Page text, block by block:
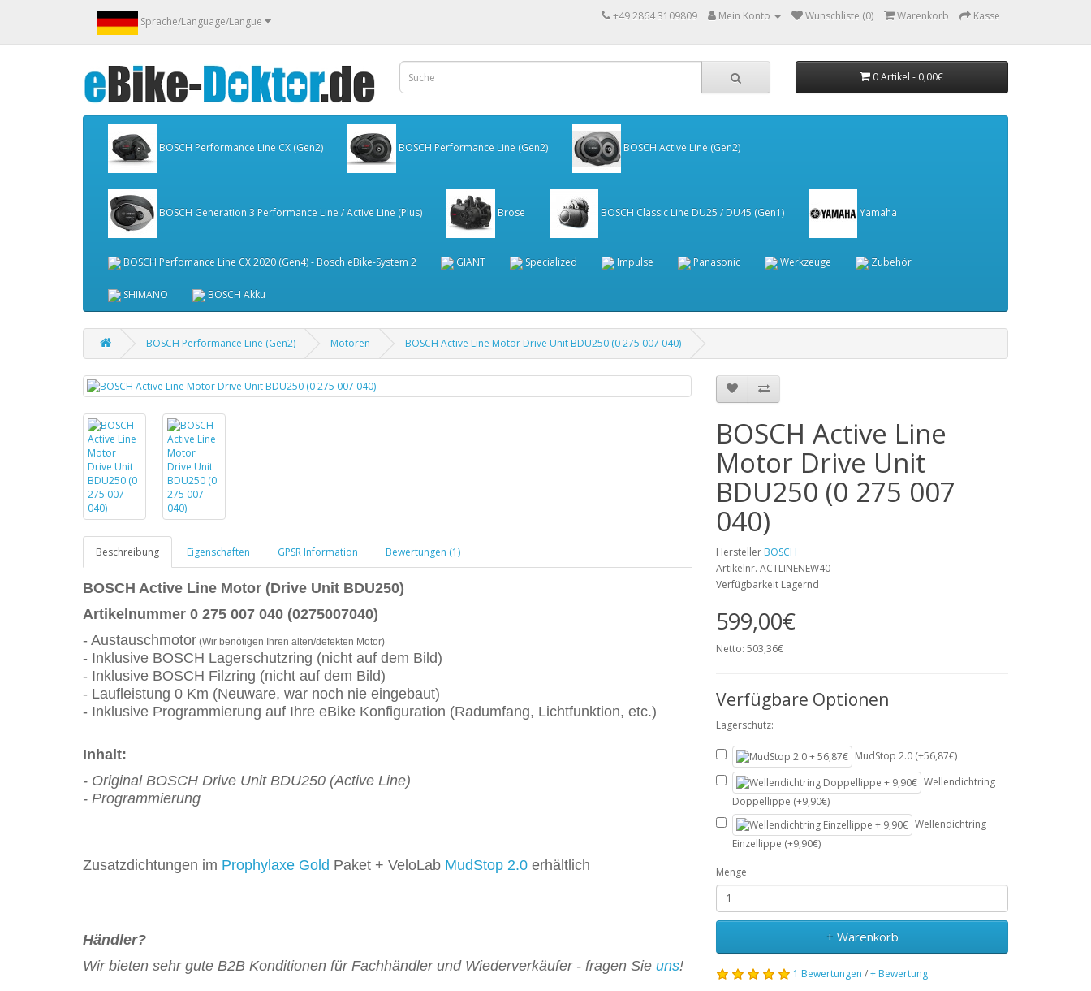
Sprache/Language/Langue +49 2864 3109809 Mein Konto Wunschliste (0) Warenkorb Kasse
0 Artikel - 0,00€
BOSCH Performance Line CX (Gen2) BOSCH Performance Line (Gen2) BOSCH Active Line (Gen2)
BOSCH Generation 3 Performance Line / Active Line (Plus) Brose BOSCH Classic Line DU25 / DU45 (Gen1) Yamaha
BOSCH Perfomance Line CX 2020 (Gen4) - Bosch eBike-System 2 GIANT Specialized Impulse Panasonic Werkzeuge Zubehör
SHIMANO BOSCH Akku
BOSCH Performance Line (Gen2) Motoren BOSCH Active Line Motor Drive Unit BDU250 (0 275 007 040)
Beschreibung Eigenschaften GPSR Information Bewertungen (1)
BOSCH Active Line Motor (Drive Unit BDU250)
Artikelnummer 0 275 007 040 (0275007040)
- Austauschmotor (Wir benötigen Ihren alten/defekten Motor)
- Inklusive BOSCH Lagerschutzring (nicht auf dem Bild)
- Inklusive BOSCH Filzring (nicht auf dem Bild)
- Laufleistung 0 Km (Neuware, war noch nie eingebaut)
- Inklusive Programmierung auf Ihre eBike Konfiguration (Radumfang, Lichtfunktion, etc.)
Inhalt:
- Original BOSCH Drive Unit BDU250 (Active Line)
- Programmierung
Zusatzdichtungen im Prophylaxe Gold Paket + VeloLab MudStop 2.0 erhältlich
Händler?
Wir bieten sehr gute B2B Konditionen für Fachhändler und Wiederverkäufer - fragen Sie uns!
BOSCH Active Line
Motor Drive Unit
BDU250 (0 275 007
040)
Hersteller BOSCH
Artikelnr. ACTLINENEW40
Verfügbarkeit Lagernd
599,00€
Netto: 503,36€
Verfügbare Optionen
Lagerschutz:
MudStop 2.0 (+56,87€)
Wellendichtring
Doppellippe (+9,90€)
Wellendichtring
Einzellippe (+9,90€)
Menge
+ Warenkorb
1 Bewertungen /+ Bewertung